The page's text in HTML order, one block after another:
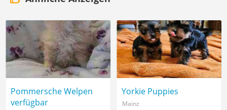
Pommersche Welpen
verfügbar
Yorkie Puppies
Mainz